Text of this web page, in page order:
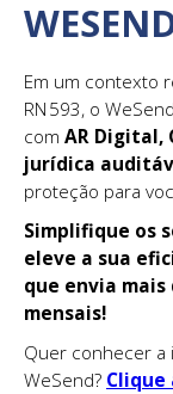
Em um contexto
RN 593, o
com AR Digital,
jurídica
proteção para
Simplifique os
eleve a sua
que envia
mensais!
Quer conhecer
WeSend? Clique